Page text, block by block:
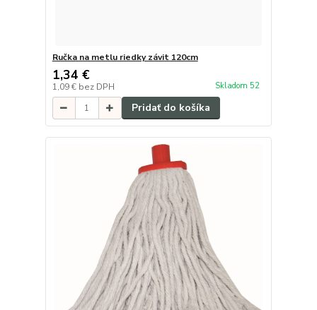
Ručka na metlu riedky závit 120cm
1,34 €
1,09 € bez DPH Skladom 52
Pridať do košíka